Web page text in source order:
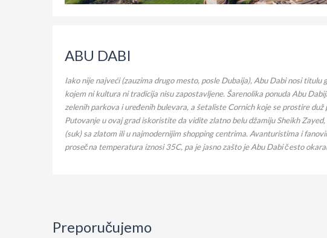
ABU DABI
Iako nije najveći (zauzima drugo mesto, posle Dubaija), Abu Dabi nosi
kojem ni kultura ni tradicija nisu zapostavljene. Šarenolika ponuda Abu
zelenih parkova i uređenih bulevara, a šetaliste Cornich koje se prostire duž
Putovanje u ovaj grad iskoristite da vidite zlatno belu džamiju Sheikh
(suk) sa zlatom ili u najmodernijim shopping centrima. Avanturistima i
prosečna temperatura iznosi 35C, pa je jasno zašto je Abu Dabi često
Preporučujemo